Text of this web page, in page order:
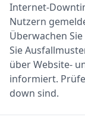
Internet-
Nutzern
Überwachen
Sie
über Website-
informiert.
down sind.